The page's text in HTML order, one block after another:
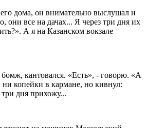
дома, он внимательно выслушал и
они все на дачах... Я через три дня их
А я на Казанском вокзале
кантовался. «Есть», - говорю. «А
копейки в кармане, но кивнул:
три дня прихожу...